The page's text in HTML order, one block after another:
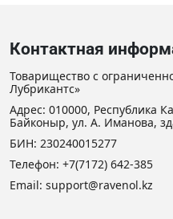
Контактная
Товарищество с
Лубрикантс»
Адрес: 010000, Республика
Байконыр, ул. А. Иманова,
БИН: 230240015277
Телефон: +7(7172) 642-385
Email: support@ravenol.kz